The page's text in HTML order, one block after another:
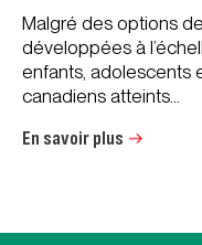
Malgré des options
développées à
enfants, adolescents
canadiens atteints...
En savoir plus